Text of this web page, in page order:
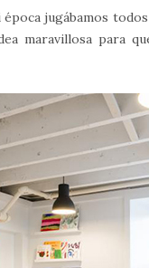
época jugábamos
maravillosa para